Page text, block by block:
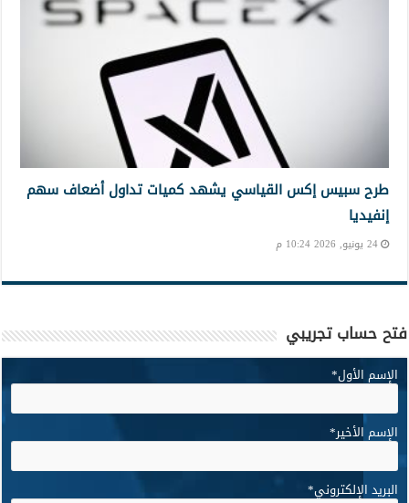
طرح سبيس إكس القياسي يشهد كميات تداول أضعاف سهم
إنفيديا
24 يونيو, 2026 10:24 م
فتح حساب تجريبي
الإسم الأول*
الإسم الأخير*
البريد الإلكتروني*